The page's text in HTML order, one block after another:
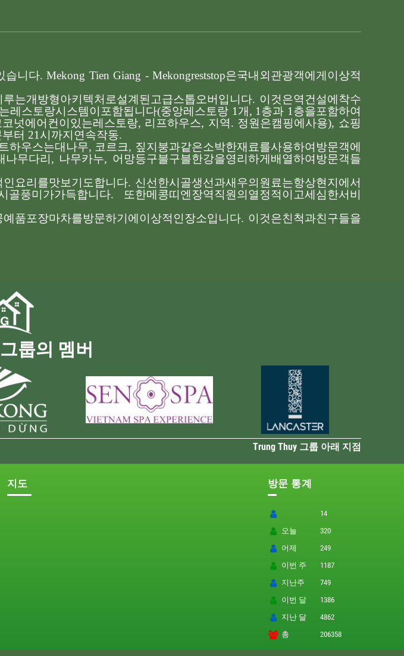
습니다. Mekong Tien Giang - Mekongreststop은국내외 관광객에게 이상적
루는개방형아키텍처로설계된 고급스톱오버입니다. 이것은역 건설에 착수
레스토랑시스템이 포함됩니다(중앙레스토랑 1 개 , 1 층과 1 층을포함하여
코넛에어컨이 있는레스토랑, 리프하우스, 지역. 정원은캠핑에 사용), 쇼핑
터 21 시까지 연속작동.
하우스는대나무, 코르크, 짚지붕과같은소박한재료를사용하여 방문객에
나무다리 , 나무카누, 어망등구불구불한강을영리하게 배열하여 방문객들
인 요리를맛보기도합니다. 신선한시골생선과새우의 원료는항상현지에서
골풍미가가득합니다. 또한메콩띠엔장역직원의 열정적이고세심한서비
예품포장마차를방문하기에 이상적인장소입니다. 이것은친척과친구들을
룹의 멤버
Trung Thuy 그룹 아래 지점
지도 방문 통계
14
오늘
320
어제
249
이번 주
1187
지난주
749
이번 달
1386
지난 달
4862
총
206358